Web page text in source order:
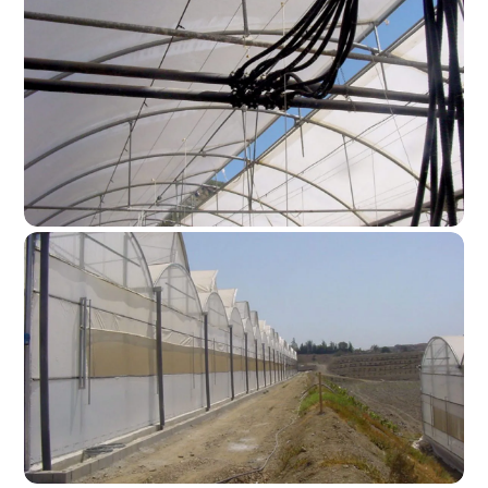
Ventanas Motorizadas 3
Ventanas Motorizadas 2